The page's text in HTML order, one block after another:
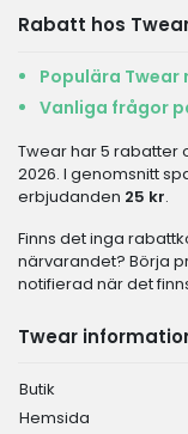
Rabatt hos
Populära
Vanliga frågor
Twear har 5 rabatter
2026. I genomsnitt
erbjudanden 25 kr.
Finns det inga
närvarandet? Börja
notifierad när det
Twear
Butik
Hemsida